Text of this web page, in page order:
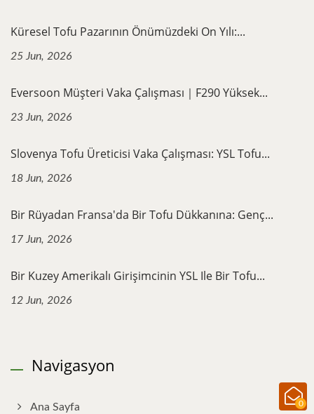
0
Küresel Tofu Pazarının Önümüzdeki On Yılı:...
25 Jun, 2026
Eversoon Müşteri Vaka Çalışması｜F290 Yüksek...
23 Jun, 2026
Slovenya Tofu Üreticisi Vaka Çalışması: YSL Tofu...
18 Jun, 2026
Bir Rüyadan Fransa'da Bir Tofu Dükkanına: Genç...
17 Jun, 2026
Bir Kuzey Amerikalı Girişimcinin YSL Ile Bir Tofu...
12 Jun, 2026
Navigasyon
Ana Sayfa